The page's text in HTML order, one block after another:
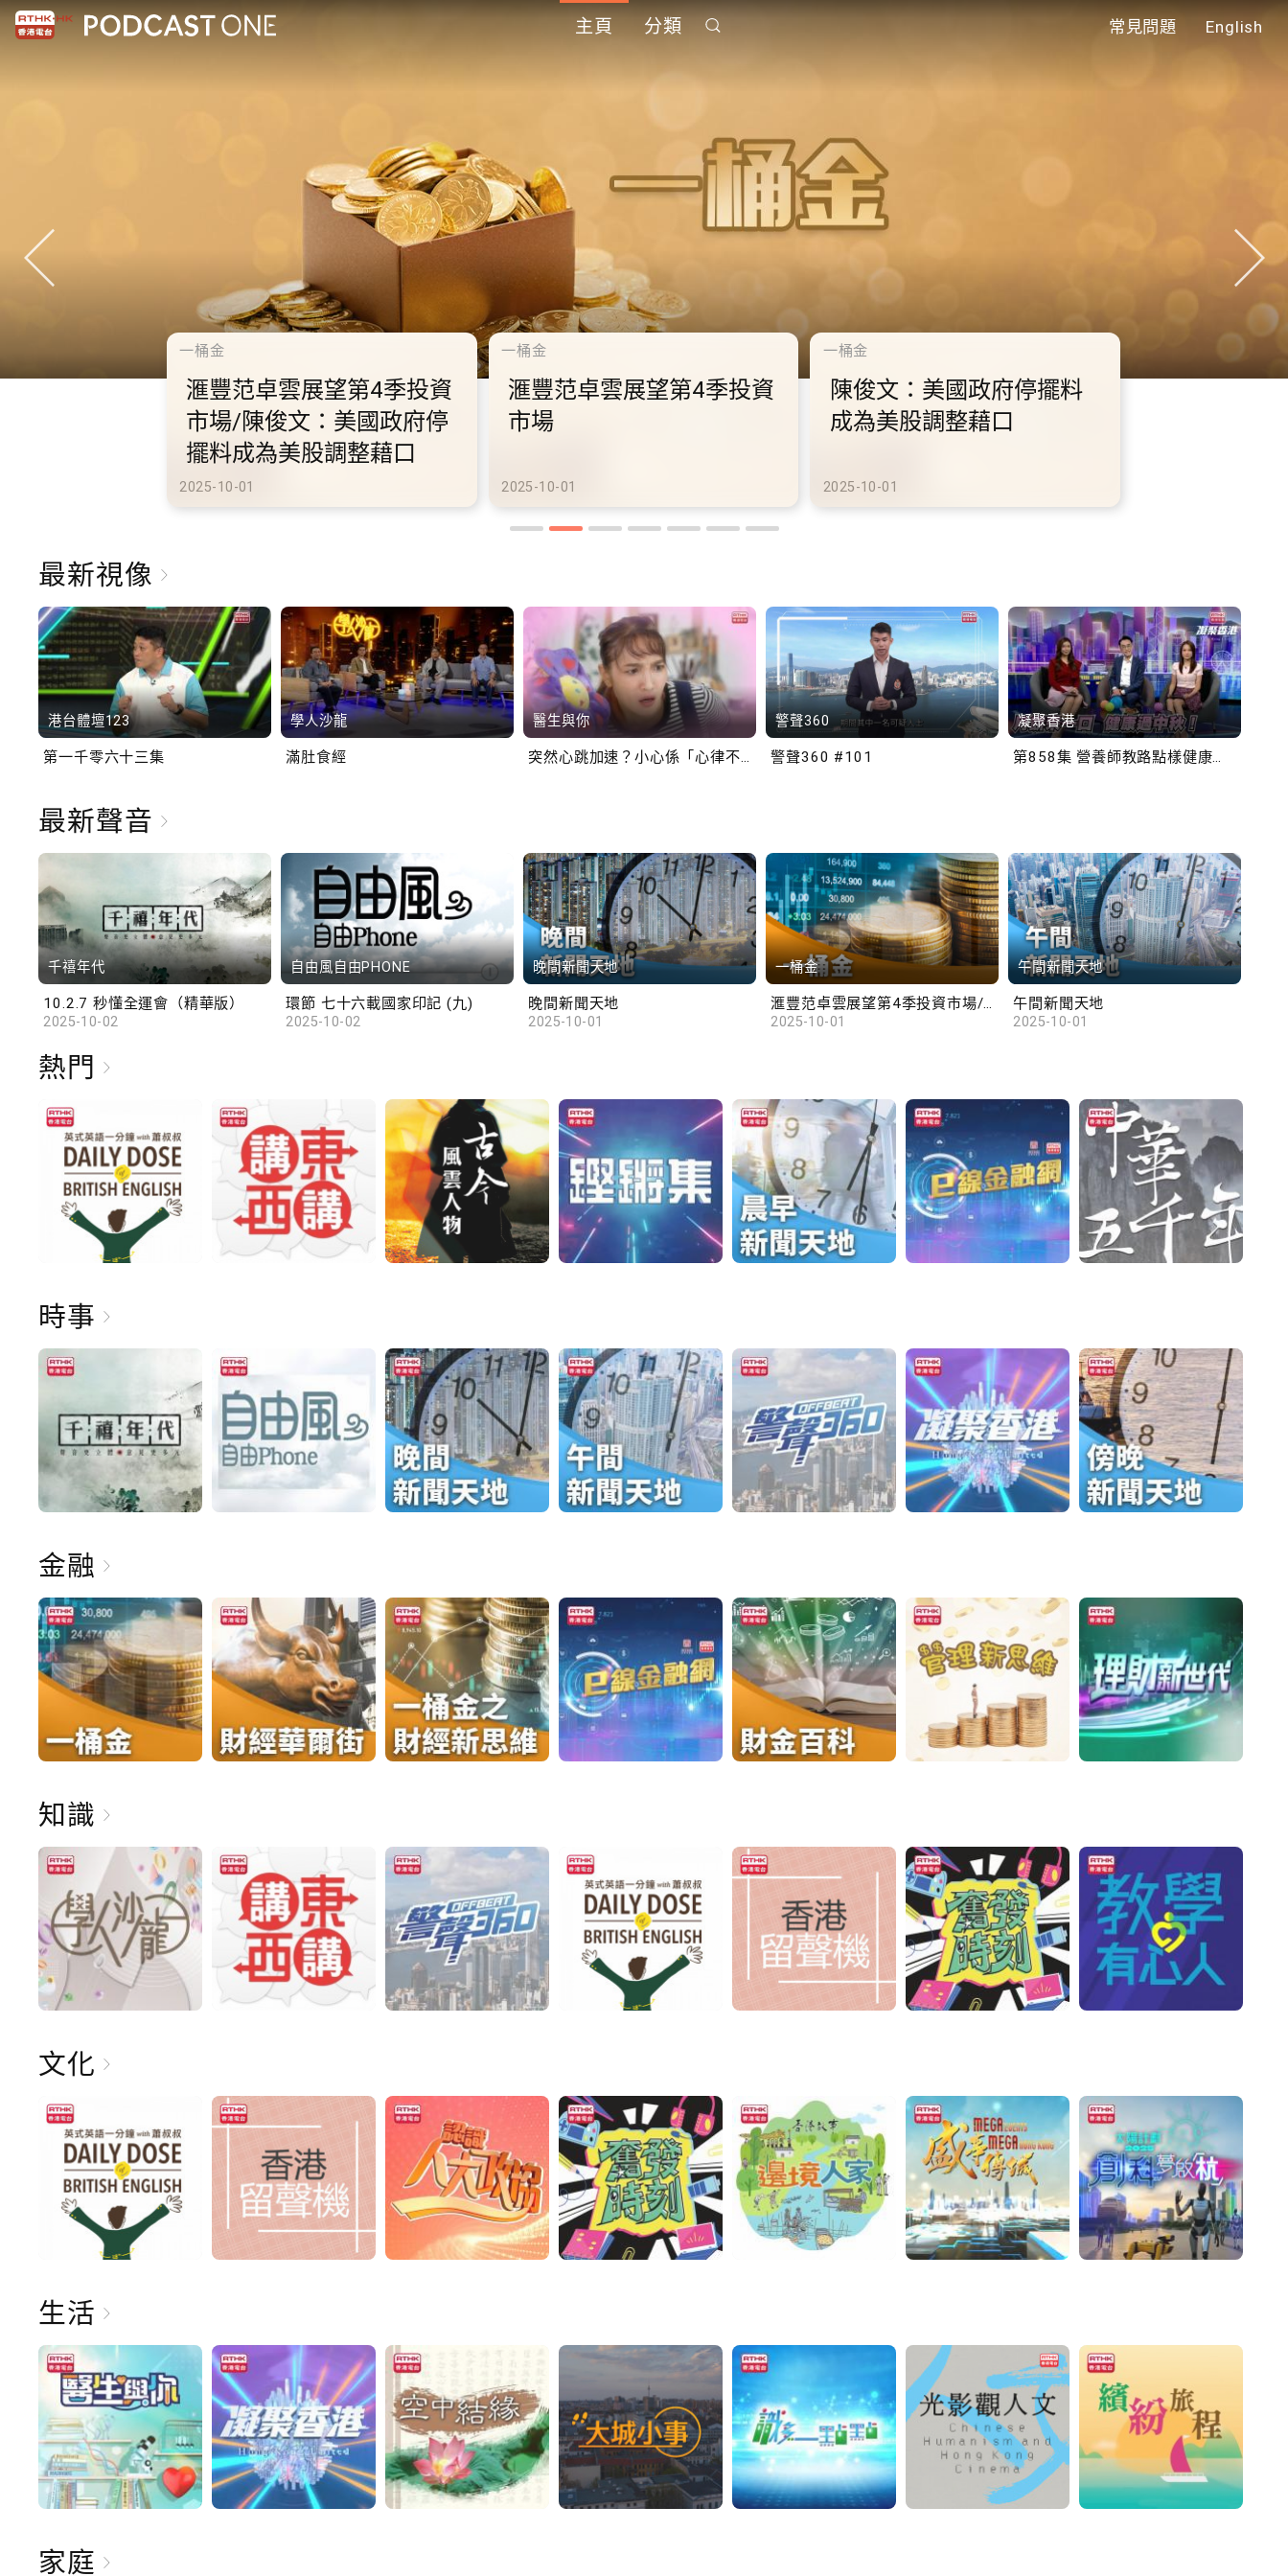
主頁 分類 常見問題 English
千禧年代
10.2.1 內地國慶假期連中
秋節假期 不少內地旅客到
港旅遊
2025-10-02
千禧年代
10.2.2 2028年底前當局提
供額外3000支高速充電樁
車充電站
2025-10-02
千禧年代
10.2.3 2028年底前當局提
供額外3000支高速充電樁
車充電站
2025-10-02
最新視像
港台體壇123
第一千零六十三集
學人沙龍
滿肚食經
醫生與你 警聲360
警聲360 #101
凝聚香港
最新聲音
千禧年代
10.2.7 秒懂全運會（精華版）
2025-10-02
自由風自由PHONE
環節 七十六載國家印記 (九)
2025-10-02
晚間新聞天地
晚間新聞天地
2025-10-01
一桶金
2025-10-01
午間新聞天地
午間新聞天地
2025-10-01
熱門
時事
金融
知識
文化
生活
家庭